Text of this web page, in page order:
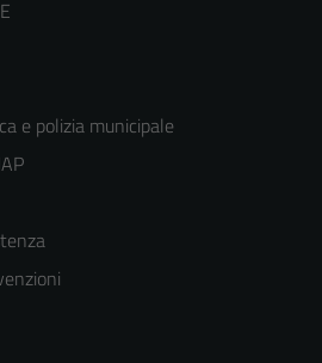
e polizia municipale